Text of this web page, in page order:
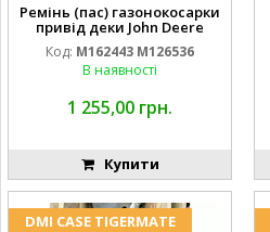
Ремінь (пас) газонокосарки
привід деки John Deere
M162443 M126536
Код: M162443 M126536
В наявності
1 255,00 грн.
Купити
DMI CASE TIGERMATE